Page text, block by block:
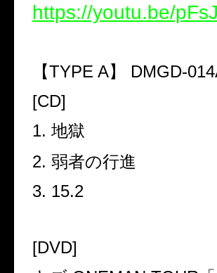
https://youtu.be/
【TYPE A】 DMGD-
[CD]
1. 地獄
2. 弱者の行進
3. 15.2
[DVD]